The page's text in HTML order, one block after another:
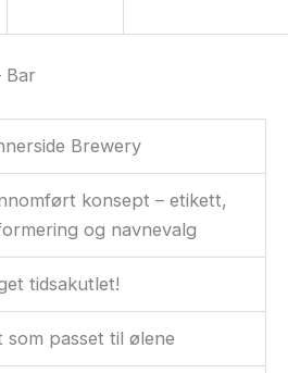
Bar
Brewery
konsept – etikett,
og navnevalg
tidsakutlet!
som passet til ølene